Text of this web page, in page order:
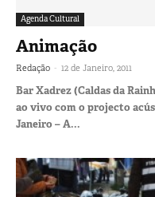
Agenda Cultural
Animação
Redação - 12 de Janeiro, 2011
Bar Xadrez (Caldas da
ao vivo com o projecto
Janeiro – A...